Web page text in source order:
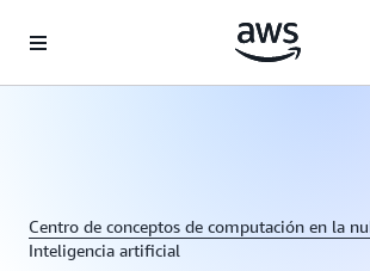
Centro de conceptos de computación en la
Inteligencia artificial